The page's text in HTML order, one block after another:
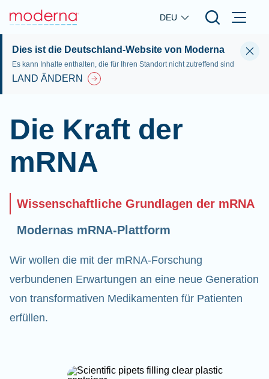
Skip to main content
DEU
Dies ist die Deutschland-Website von Moderna
Es kann Inhalte enthalten, die für Ihren Standort nicht zutreffend sind
LAND ÄNDERN
Die Kraft der
mRNA
Wissenschaftliche Grundlagen der mRNA
Modernas mRNA-Plattform
Wir wollen die mit der mRNA-Forschung
verbundenen Erwartungen an eine neue Generation
von transformativen Medikamenten für Patienten
erfüllen.